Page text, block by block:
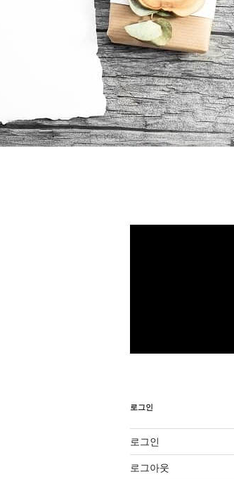
로그인
로그인
로그아웃